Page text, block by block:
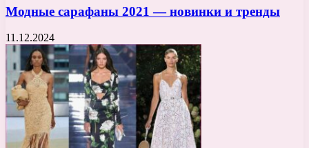
Модные сарафаны 2021 — новинки и тренды
11.12.2024